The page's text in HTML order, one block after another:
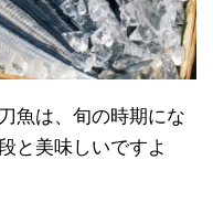
魚は、旬の時期にな
と美味しいですよ